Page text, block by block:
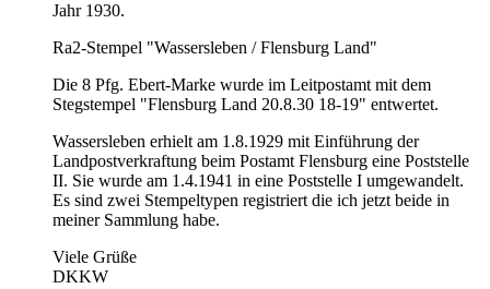
Jahr 1930.
Ra2-Stempel "Wassersleben / Flensburg Land"
Die 8 Pfg. Ebert-Marke wurde im Leitpostamt mit dem
Stegstempel "Flensburg Land 20.8.30 18-19" entwertet.
Wassersleben erhielt am 1.8.1929 mit Einführung der
Landpostverkraftung beim Postamt Flensburg eine Poststelle
II. Sie wurde am 1.4.1941 in eine Poststelle I umgewandelt.
Es sind zwei Stempeltypen registriert die ich jetzt beide in
meiner Sammlung habe.
Viele Grüße
DKKW